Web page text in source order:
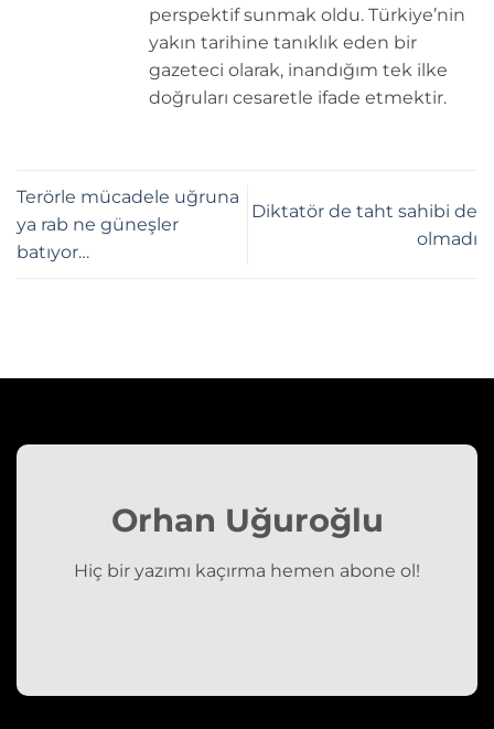
perspektif sunmak oldu. Türkiye’nin
yakın tarihine tanıklık eden bir
gazeteci olarak, inandığım tek ilke
doğruları cesaretle ifade etmektir.
Terörle mücadele uğruna
ya rab ne güneşler
batıyor…
Diktatör de taht sahibi de
olmadı
Orhan Uğuroğlu
Hiç bir yazımı kaçırma hemen abone ol!